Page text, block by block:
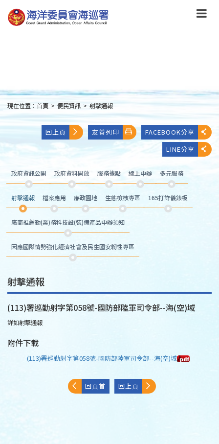
到
主
:::
現在位置： 首頁 > 便民資訊 > 射擊通報
回上頁 友善列印
FACEBOOK分享
LINE分享
政府資訊公開 政府資料開放 服務據點 線上申辦 多元服務
射擊通報 檔案應用 廉政園地 生態檢核專區 165打詐儀錶板
廠商推薦勤(業)務科技設(裝)備產品申辦須知
因應國際情勢強化經濟社會及民生國安韌性專區
射擊通報
(113)署巡勤射字第058號-國防部陸軍司令部--海(空)域
詳如射擊通報
附件下載
(113)署巡勤射字第058號-國防部陸軍司令部--海(空)域
回頁首 回上頁